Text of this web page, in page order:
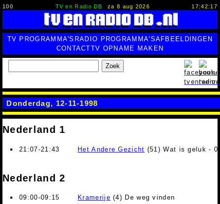
100 TV en Radio DB za 8 aug 2026 17:42:17
TV PROGRAMMA'S RADIO PROGRAMMA'SAFBEELDINGEN
CONTACTTV OPNAME MAKEN
Zoek
Donderdag, 12-11-1998
Nederland 1
21:07-21:43 Het Andere Gezicht (51) Wat is geluk -
Nederland 2
09:00-09:15 Kramerije (4) De weg vinden